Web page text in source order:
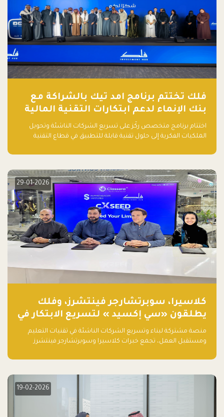
فلك تختتم برنامج امد تيك بالشراكة مع
بنك الإنماء لدعم ابتكارات التقنية المالية
اختتام برنامج متخصص ركّز على تسريع الشركات الناشئة وتحويل
الملكيات الفكرية إلى حلول تقنية قابلة للتطبيق في قطاع التقنية
29-01-2026
كلاسيرا، سوبرتشارجر فينتشرز، وفلك
يطلقون «سي إكسيد » لتسريع الابتكار في
تقنيات التعليم ومستقبل العمل
منصة مشتركة لبناء وتسريع الشركات الناشئة في تقنيات التعليم
ومستقبل العمل، تجمع خبرات كلاسيرا وسوبرتشارجر فينتشرز
العالمية.
19-02-2026